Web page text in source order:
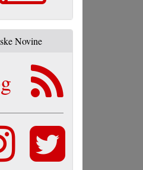
Novine